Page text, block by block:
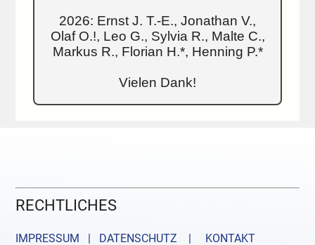
2026: Ernst J. T.-E., Jonathan V.,
Olaf O.!, Leo G., Sylvia R., Malte C.,
Markus R., Florian H.*, Henning P.*
Vielen Dank!
RECHTLICHES
IMPRESSUM | DATENSCHUTZ |
KONTAKT